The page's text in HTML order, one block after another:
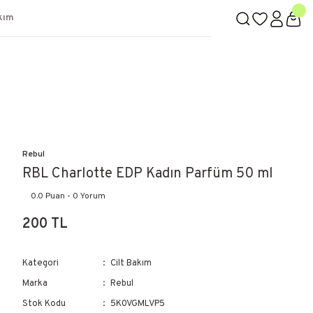
Rebul
RBL Charlotte EDP Kadın Parfüm 50 ml
0.0 Puan - 0 Yorum
200 TL
Kategori
Cilt Bakım
Marka
Rebul
Stok Kodu
5K0VGMLVP5